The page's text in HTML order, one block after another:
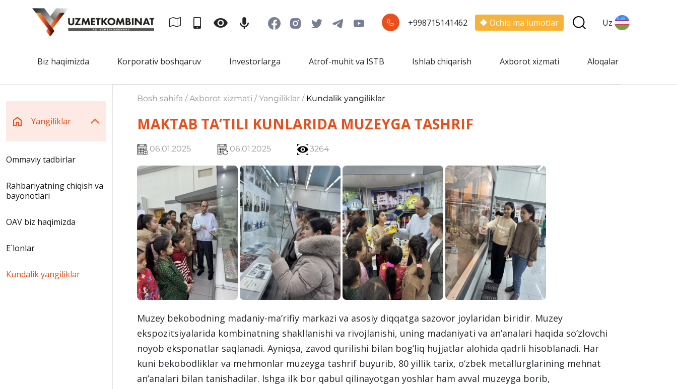
+998715141462 Ochiq ma'lumotlar Uz
Biz haqimizda Korporativ boshqaruv Investorlarga Atrof-muhit va ISTB Ishlab chiqarish Axborot xizmati Aloqalar
Yangiliklar
Ommaviy tadbirlar
Rahbariyatning chiqish va
bayonotlari
OAV biz haqimizda
E`lonlar
Kundalik yangiliklar
Bosh sahifa / Axborot xizmati / Yangiliklar / Kundalik yangiliklar
MAKTAB TA’TILI KUNLARIDA MUZEYGA TASHRIF
06.01.2025 06.01.2025 3264
Muzey bekobodning madaniy-ma’rifiy markazi va asosiy diqqatga sazovor joylaridan biridir. Muzey
ekspozitsiyalarida kombinatning shakllanishi va rivojlanishi, uning madaniyati va an’analari haqida so‘zlovchi
noyob eksponatlar saqlanadi. Ayniqsa, zavod qurilishi bilan bog‘liq hujjatlar alohida qadrli hisoblanadi. Har
kuni bekobodliklar va mehmonlar muzeyga tashrif buyurib, 80 yillik tarix, o‘zbek metallurglarining mehnat
an’analari bilan tanishadilar. Ishga ilk bor qabul qilinayotgan yoshlar ham avval muzeyga borib,